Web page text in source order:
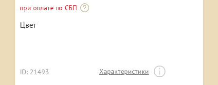
при оплате по СБП
Цвет
ID: 21493 Характеристики